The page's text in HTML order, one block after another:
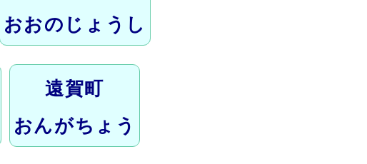
おおのじょうし
遠賀町
おんがちょう